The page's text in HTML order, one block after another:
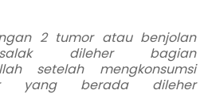
2 tumor atau benjolan
dileher bagian
setelah mengkonsumsi
yang berada dileher